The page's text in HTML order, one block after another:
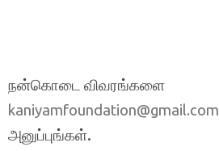
நன்கொடை விவரங்களை
kaniyamfoundation@gmail.com
அனுப்புங்கள்.